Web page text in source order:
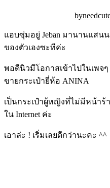
แอบซุ่มอยู่ Jeban มานานแสน
ของตัวเองซะทีค่ะ
พอดีนิวมีโอกาสเข้าไปในเพจๆ
ขายกระเป๋ายี่ห้อ ANINA
เป็นกระเป๋าผู้หญิงที่ไม่มีหน้าร้
ใน Internet ค่ะ
เอาล่ะ ! เริ่มเลยดีกว่านะคะ ^^